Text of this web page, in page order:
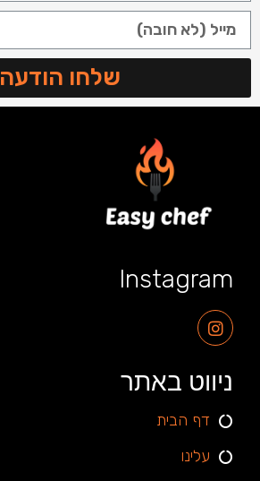
שלחו הודעה
Instagram
ניווט באתר
דף הבית
עלינו